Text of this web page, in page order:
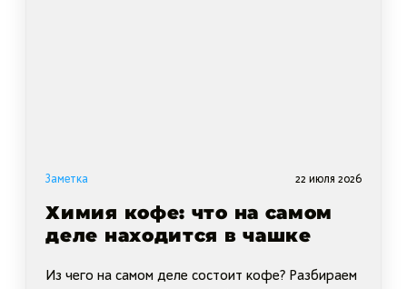
Заметка 22 июля 2026
Химия кофе: что на самом
деле находится в чашке
Из чего на самом деле состоит кофе? Разбираем